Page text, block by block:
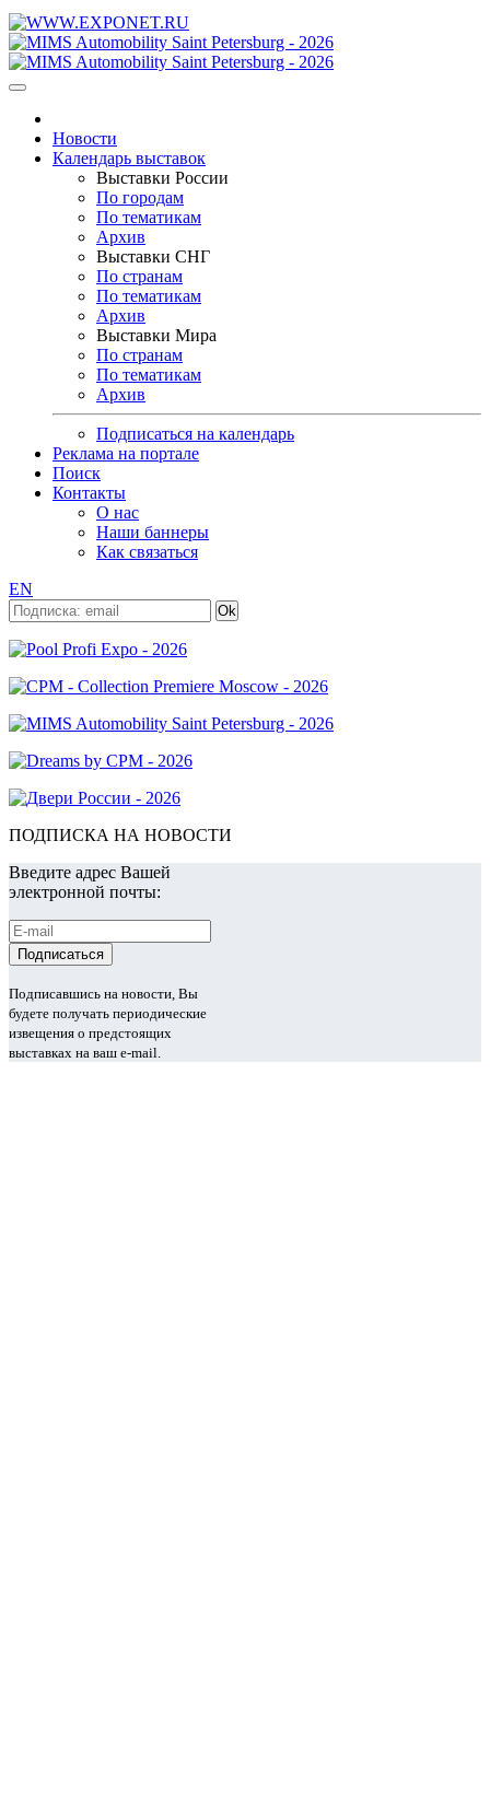
Новости
Календарь выставок
Выставки России
По городам
По тематикам
Архив
Выставки СНГ
По странам
По тематикам
Архив
Выставки Мира
По странам
По тематикам
Архив
Подписаться на календарь
Реклама на портале
Поиск
Контакты
О нас
Наши баннеры
Как связаться
EN
ПОДПИСКА НА НОВОСТИ
Введите адрес Вашей
электронной почты:
Подписавшись на новости, Вы
будете получать периодические
извещения о предстоящих
выставках на ваш e-mail.